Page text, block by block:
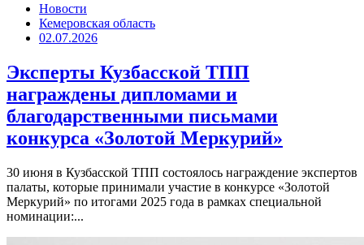
Новости
Кемеровская область
02.07.2026
Эксперты Кузбасской ТПП
награждены дипломами и
благодарственными письмами
конкурса «Золотой Меркурий»
30 июня в Кузбасской ТПП состоялось награждение экспертов
палаты, которые принимали участие в конкурсе «Золотой
Меркурий» по итогами 2025 года в рамках специальной
номинации:...